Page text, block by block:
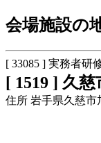
会場施設の
[ 33085 ] 実務者研
[ 1519 ] 久
住所 岩手県久慈市